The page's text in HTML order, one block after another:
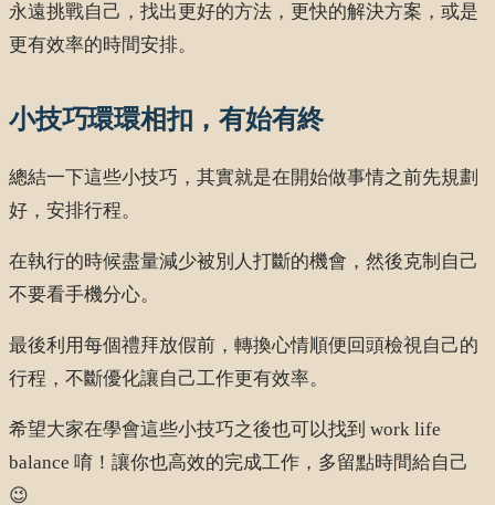
永遠挑戰自己，找出更好的方法，更快的解決方案，或是
更有效率的時間安排。
小技巧環環相扣，有始有終
總結一下這些小技巧，其實就是在開始做事情之前先規劃
好，安排行程。
在執行的時候盡量減少被別人打斷的機會，然後克制自己
不要看手機分心。
最後利用每個禮拜放假前，轉換心情順便回頭檢視自己的
行程，不斷優化讓自己工作更有效率。
希望大家在學會這些小技巧之後也可以找到 work life
balance 唷！讓你也高效的完成工作，多留點時間給自己
😉